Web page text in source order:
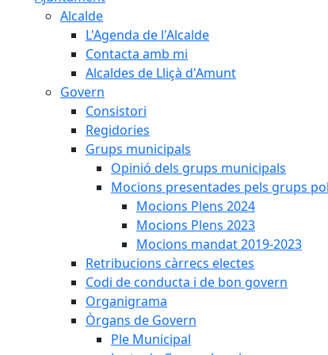
Alcalde
L'Agenda de l'Alcalde
Contacta amb mi
Alcaldes de Lliçà d'Amunt
Govern
Consistori
Regidories
Grups municipals
Opinió dels grups municipals
Mocions presentades pels grups
Mocions Plens 2024
Mocions Plens 2023
Mocions mandat 2019-2023
Retribucions càrrecs electes
Codi de conducta i de bon govern
Organigrama
Òrgans de Govern
Ple Municipal